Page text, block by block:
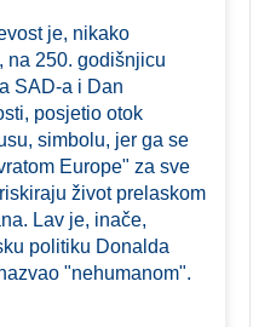
je, nikako
na 250. godišnjicu
SAD-a i Dan
posjetio otok
simbolu, jer ga se
Europe" za sve
život prelaskom
Lav je, inače,
politiku Donalda
"nehumanom".